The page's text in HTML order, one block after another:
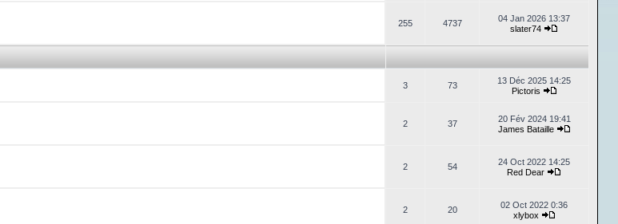
255 4737
04 Jan 2026 13:37
slater74
3 73
13 Déc 2025 14:25
Pictoris
2 37
20 Fév 2024 19:41
James Bataille
2 54
24 Oct 2022 14:25
Red Dear
2 20
02 Oct 2022 0:36
xlybox